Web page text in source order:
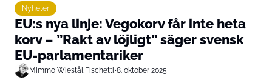
Nyheter
EU:s nya linje: Vegokorv får inte heta
korv – ”Rakt av löjligt” säger svensk
EU-parlamentariker
Mimmo Wiestål Fischetti•8. oktober 2025